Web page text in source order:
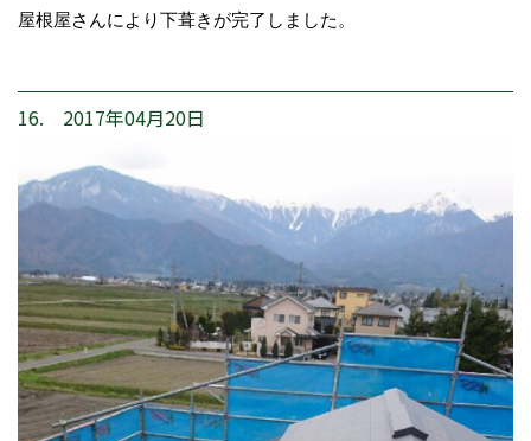
屋根屋さんにより下葺きが完了しました。
16. 2017年04月20日